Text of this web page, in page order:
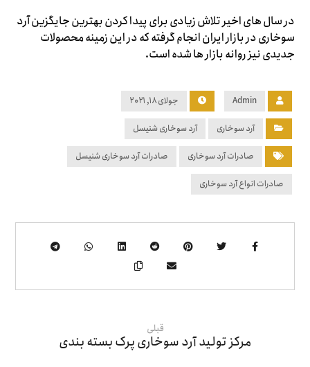
در سال های اخیر تلاش زیادی برای پیدا کردن بهترین جایگزین آرد
سوخاری در بازار ایران انجام گرفته که در این زمینه محصولات
جدیدی نیز روانه بازار ها شده است.
Admin جولای ۱۸, ۲۰۲۱
آرد سوخاری آرد سوخاری شنیسل
صادرات آرد سوخاری صادرات آرد سوخاری شنیسل
صادرات انواع آرد سوخاری
قبلی
مرکز تولید آرد سوخاری پرک بسته بندی